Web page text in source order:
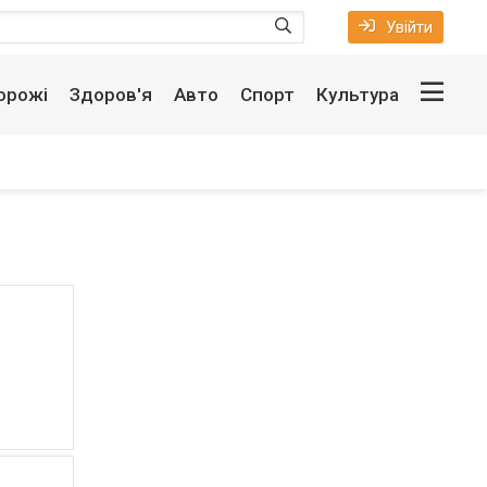
Увійти
Здоров'я Авто Спорт Культура